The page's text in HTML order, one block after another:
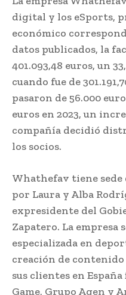
digital y los eSports,
económico
datos publicados, la
401.093,48 euros, un
cuando fue de
pasaron de 56.000
euros en 2023, un
compañía decidió
los socios.
Whathefav tiene
por Laura y Alba
expresidente del
Zapatero. La empresa
especializada en
creación de
sus clientes en
Game, Grupo Agen y